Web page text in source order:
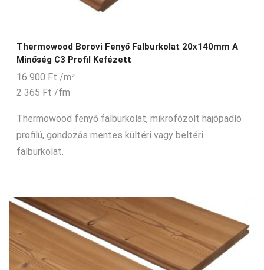
Thermowood Borovi Fenyő Falburkolat 20x140mm A
Minőség C3 Profil Kefézett
16 900 Ft /m²
2 365 Ft /fm
Thermowood fenyő falburkolat, mikrofózolt hajópadló
profilú, gondozás mentes kültéri vagy beltéri
falburkolat.